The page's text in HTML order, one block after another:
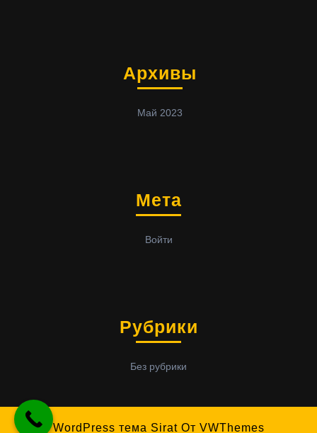
Архивы
Май 2023
Мета
Войти
Рубрики
Без рубрики
WordPress тема SiratОт VWThemes